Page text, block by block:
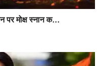
पर मोक्ष स्नान क...